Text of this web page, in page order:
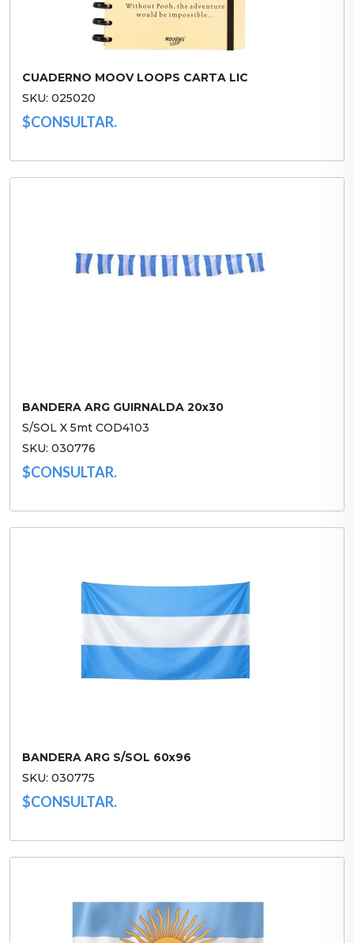
CUADERNO MOOV LOOPS CARTA LIC
SKU: 025020
$CONSULTAR.
BANDERA ARG GUIRNALDA 20x30
S/SOL X 5mt COD4103
SKU: 030776
$CONSULTAR.
BANDERA ARG S/SOL 60x96
SKU: 030775
$CONSULTAR.